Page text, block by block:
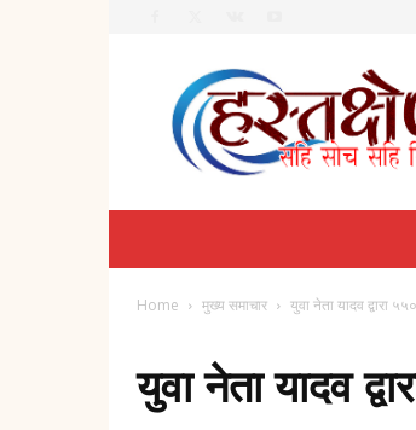
Dainik
Home मुख्य समाचार युवा नेता यादव द्वारा
युवा नेता यादव